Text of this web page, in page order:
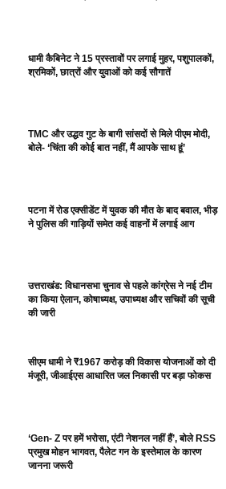
धामी कैबिनेट ने 15 प्रस्तावों पर लगाई मुहर, पशुपालकों,
श्रमिकों, छात्रों और युवाओं को कई सौगातें
TMC और उद्धव गुट के बागी सांसदों से मिले पीएम मोदी,
बोले- ‘चिंता की कोई बात नहीं, मैं आपके साथ हूं’
पटना में रोड एक्सीडेंट में युवक की मौत के बाद बवाल, भीड़
ने पुलिस की गाड़ियों समेत कई वाहनों में लगाई आग
उत्तराखंड: विधानसभा चुनाव से पहले कांग्रेस ने नई टीम
का किया ऐलान, कोषाध्यक्ष, उपाध्यक्ष और सचिवों की सूची
की जारी
सीएम धामी ने ₹1967 करोड़ की विकास योजनाओं को दी
मंजूरी, जीआईएस आधारित जल निकासी पर बड़ा फोकस
‘Gen- Z पर हमें भरोसा, एंटी नेशनल नहीं हैं’, बोले RSS
प्रमुख मोहन भागवत, पैलेट गन के इस्तेमाल के कारण
जानना जरूरी